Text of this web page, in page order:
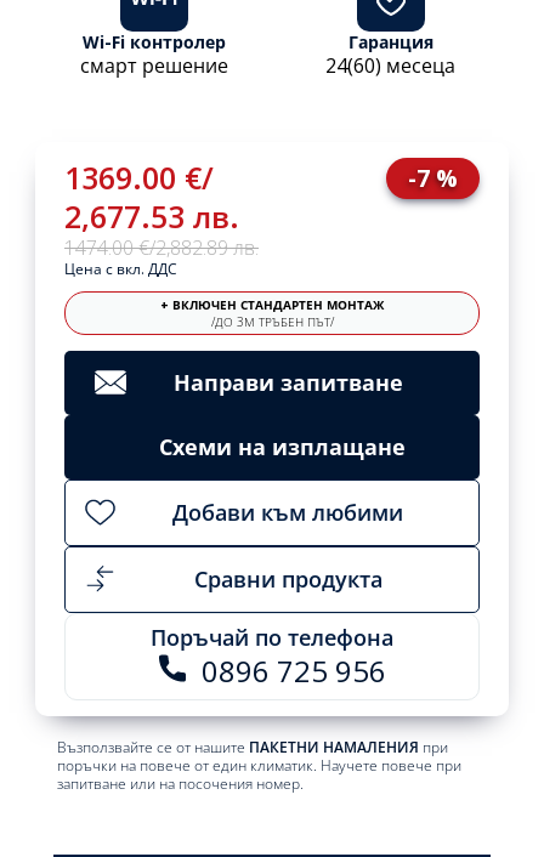
1369.00 €/
2,677.53 лв.
1474.00 €/2,882.89 лв.
-7 %
Цена с вкл. ДДС
+ ВКЛЮЧЕН СТАНДАРТЕН МОНТАЖ
/ДО 3М ТРЪБЕН ПЪТ/
Направи запитване
Схеми на изплащане
Добави към любими
Сравни продукта
Поръчай по телефона
0896 725 956
Възползвайте се от нашите ПАКЕТНИ НАМАЛЕНИЯ при
поръчки на повече от един климатик. Научете повече при
запитване или на посочения номер.
Wi-Fi контролер
смарт решение
Гаранция
24(60) месеца